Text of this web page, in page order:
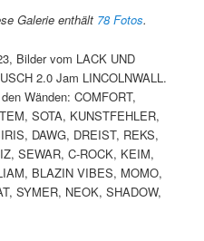
Galerie enthält 78 Fotos.
Bilder vom LACK UND
2.0 Jam LINCOLNWALL.
Wänden: COMFORT,
SOTA, KUNSTFEHLER,
DAWG, DREIST, REKS,
SEWAR, C-ROCK, KEIM,
BLAZIN VIBES, MOMO,
SYMER, NEOK, SHADOW,